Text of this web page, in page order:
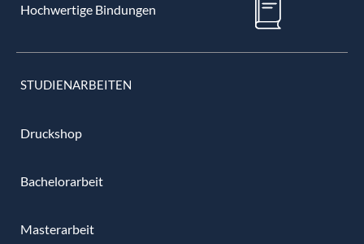
Hochwertige Bindungen
STUDIENARBEITEN
Druckshop
Bachelorarbeit
Masterarbeit